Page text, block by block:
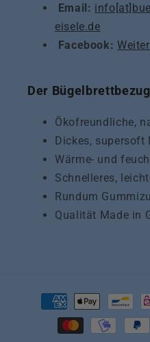
Email:
eisele.de
Facebook:
Der
Ökofreundliche,
Dickes, supersoft
Wärme- und
Schnelleres,
Rundum
Qualität Made in
Zahlungsmethoden